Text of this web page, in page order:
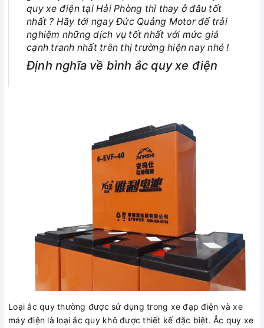
quy xe điện tại Hải Phòng thì thay ở đâu tốt
nhất ? Hãy tới ngay Đức Quảng Motor để trải
nghiệm những dịch vụ tốt nhất với mức giá
cạnh tranh nhất trên thị trường hiện nay nhé !
Định nghĩa về bình ắc quy xe điện
Loại ắc quy thường được sử dụng trong xe đạp điện và xe
máy điện là loại ắc quy khô được thiết kế đặc biệt. Ắc quy xe